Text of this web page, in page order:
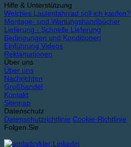
Hilfe & Unterstützung
Welches Lastenfahrrad soll ich kaufen?
Montage- und Wartungshandbücher
Lieferung - Schnelle Lieferung
Bedingungen und Konditionen
Einführung Videos
Reklamationen
Über uns
Über uns
Nachrichten
Großhandel
Kontakt
Sitemap
Datenschutz
Datenschutzrichtlinie Cookie-Richtlinie
Folgen Sie